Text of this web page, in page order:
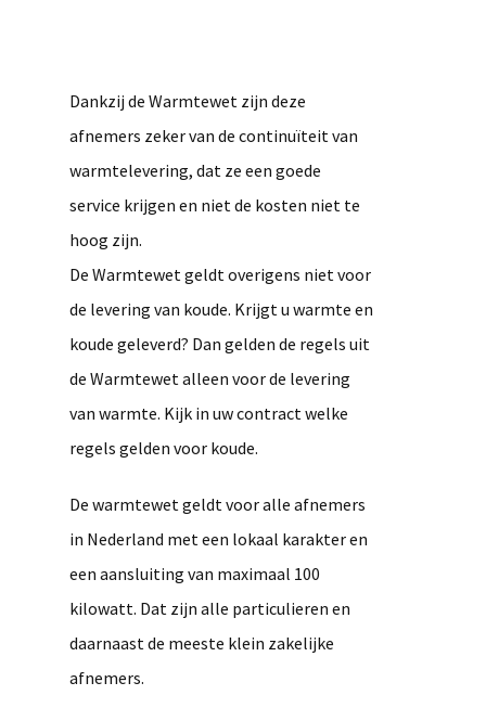
Dankzij de Warmtewet zijn deze
afnemers zeker van de continuïteit van
warmtelevering, dat ze een goede
service krijgen en niet de kosten niet te
hoog zijn.
De Warmtewet geldt overigens niet voor
de levering van koude. Krijgt u warmte en
koude geleverd? Dan gelden de regels uit
de Warmtewet alleen voor de levering
van warmte. Kijk in uw contract welke
regels gelden voor koude.
De warmtewet geldt voor alle afnemers
in Nederland met een lokaal karakter en
een aansluiting van maximaal 100
kilowatt. Dat zijn alle particulieren en
daarnaast de meeste klein zakelijke
afnemers.